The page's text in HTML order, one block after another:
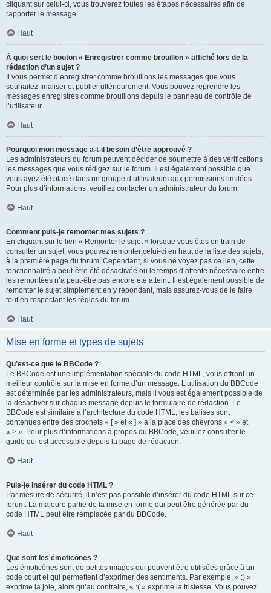
cliquant sur celui-ci, vous trouverez toutes les étapes nécessaires afin de
rapporter le message.
Haut
À quoi sert le bouton « Enregistrer comme brouillon » affiché lors de la
rédaction d’un sujet ?
Il vous permet d’enregistrer comme brouillons les messages que vous
souhaitez finaliser et publier ultérieurement. Vous pouvez reprendre les
messages enregistrés comme brouillons depuis le panneau de contrôle de
l’utilisateur.
Haut
Pourquoi mon message a-t-il besoin d’être approuvé ?
Les administrateurs du forum peuvent décider de soumettre à des vérifications
les messages que vous rédigez sur le forum. Il est également possible que
vous ayez été placé dans un groupe d’utilisateurs aux permissions limitées.
Pour plus d’informations, veuillez contacter un administrateur du forum.
Haut
Comment puis-je remonter mes sujets ?
En cliquant sur le lien « Remonter le sujet » lorsque vous êtes en train de
consulter un sujet, vous pouvez remonter celui-ci en haut de la liste des sujets,
à la première page du forum. Cependant, si vous ne voyez pas ce lien, cette
fonctionnalité a peut-être été désactivée ou le temps d’attente nécessaire entre
les remontées n’a peut-être pas encore été atteint. Il est également possible de
remonter le sujet simplement en y répondant, mais assurez-vous de le faire
tout en respectant les règles du forum.
Haut
Mise en forme et types de sujets
Qu’est-ce que le BBCode ?
Le BBCode est une implémentation spéciale du code HTML, vous offrant un
meilleur contrôle sur la mise en forme d’un message. L’utilisation du BBCode
est déterminée par les administrateurs, mais il vous est également possible de
la désactiver sur chaque message depuis le formulaire de rédaction. Le
BBCode est similaire à l’architecture du code HTML, les balises sont
contenues entre des crochets « [ » et « ] » à la place des chevrons « < » et
« > ». Pour plus d’informations à propos du BBCode, veuillez consulter le
guide qui est accessible depuis la page de rédaction.
Haut
Puis-je insérer du code HTML ?
Par mesure de sécurité, il n’est pas possible d’insérer du code HTML sur ce
forum. La majeure partie de la mise en forme qui peut être générée par du
code HTML peut être remplacée par du BBCode.
Haut
Que sont les émoticônes ?
Les émoticônes sont de petites images qui peuvent être utilisées grâce à un
code court et qui permettent d’exprimer des sentiments. Par exemple, « :) »
exprime la joie, alors qu’au contraire, « :( » exprime la tristesse. Vous pouvez